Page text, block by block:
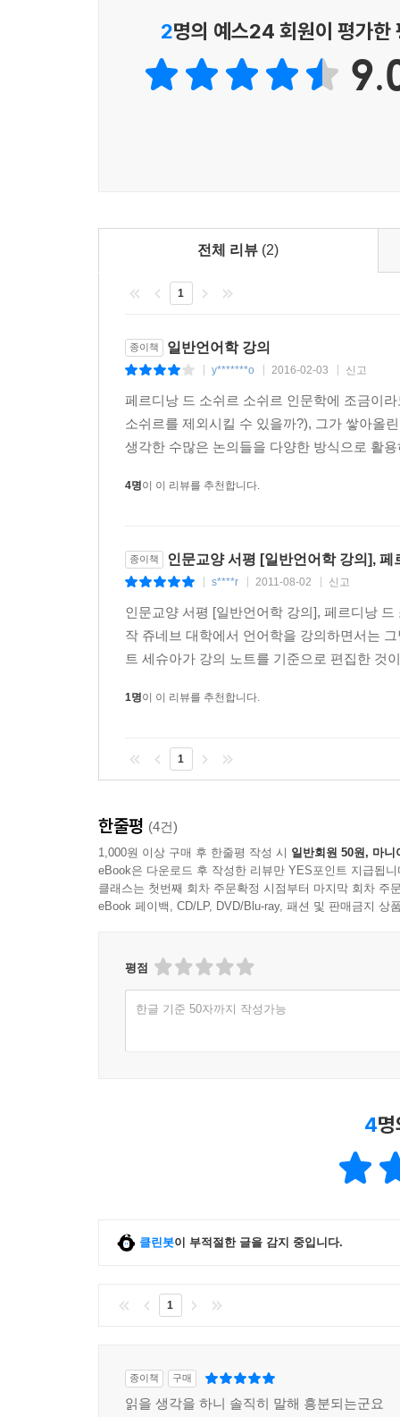
2명의 예스24 회원이 평가한
전체 리뷰 (2)
1
종이책 일반언어학 강의
y*******o 2016-02-03 신고
페르디낭 드 소쉬르 소쉬르 인문학에 조금이
소쉬르를 제외시킬 수 있을까?), 그가 쌓아올
생각한 수많은 논의들을 다양한 방식으로 활
4명이 이 리뷰를 추천합니다.
종이책 인문교양 서평 [일반언어학 강의],
s****r 2011-08-02 신고
인문교양 서평 [일반언어학 강의], 페르디낭
작 쥬네브 대학에서 언어학을 강의하면서는
트 세슈아가 강의 노트를 기준으로 편집한 것
1명이 이 리뷰를 추천합니다.
1
한줄평 (4건)
1,000원 이상 구매 후 한줄평 작성 시 일반회원 50원, 마니
eBook은 다운로드 후 작성한 리뷰만 YES포인트 지급됩니
클래스는 첫번째 회차 주문확정 시점부터 마지막 회차 주
eBook 페이백, CD/LP, DVD/Blu-ray, 패션 및 판매금지 상
평점
한글 기준 50자까지 작성가능
4
클린봇이 부적절한 글을 감지 중입니다.
1
종이책 구매
읽을 생각을 하니 솔직히 말해 흥분되는군요